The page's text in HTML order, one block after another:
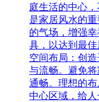
庭生活的中心
是家居风水的
的气场，增强
具，以达到最佳
空间布局：创
与流畅。避免
通畅。理想的
中心区域，给